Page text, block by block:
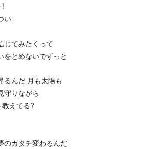
!
い
じてみたくって
をとめないでずっと
るんだ 月も太陽も
守りながら
教えてる?
のカタチ変わるんだ